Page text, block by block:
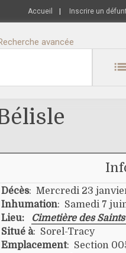
Accueil Inscrire un défunt
avancée
Décès: Mercredi 23
Inhumation: Samedi 7
Lieu:
Cimetière des
Situé à: Sorel-Tracy
Emplacement: Section